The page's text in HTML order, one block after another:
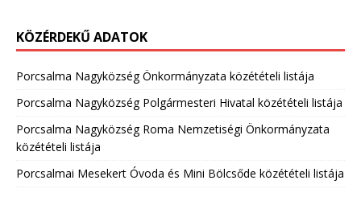
KÖZÉRDEKŰ ADATOK
Porcsalma Nagyközség Önkormányzata közétételi listája
Porcsalma Nagyközség Polgármesteri Hivatal közétételi listája
Porcsalma Nagyközség Roma Nemzetiségi Önkormányzata
közétételi listája
Porcsalmai Mesekert Óvoda és Mini Bölcsőde közétételi listája